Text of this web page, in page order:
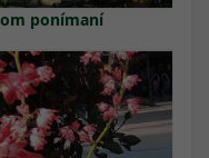
ponímaní